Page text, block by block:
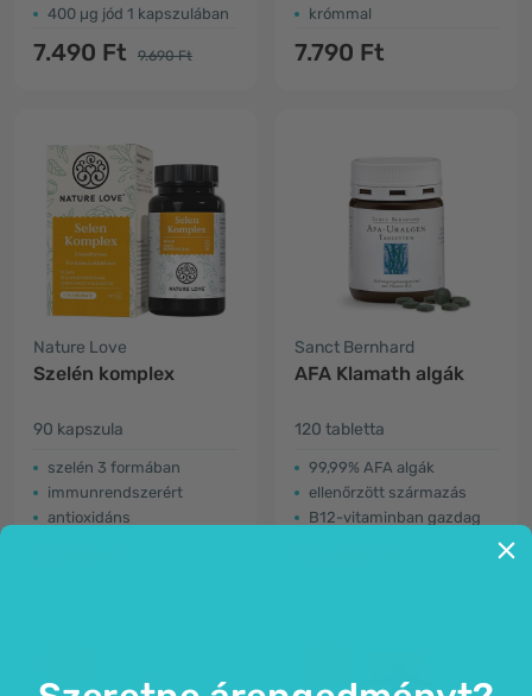
400 µg jód 1 kapszulában
7.490 Ft 9.690 Ft
krómmal
7.790 Ft
Nature Love
Szelén komplex
90 kapszula
szelén 3 formában
immunrendszerért
antioxidáns
Sanct Bernhard
AFA Klamath algák
120 tabletta
99,99% AFA algák
ellenőrzött származás
B12-vitaminban gazdag